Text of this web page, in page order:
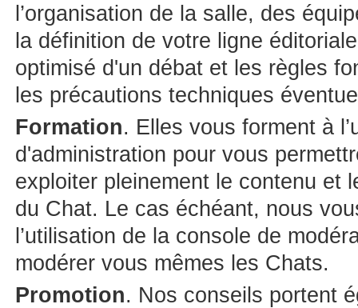
l’organisation de la salle, des
la définition de votre ligne
optimisé d'un débat et les règles
les précautions techniques
Formation. Elles vous forment à
d'administration pour vous
exploiter pleinement le contenu et
du Chat. Le cas échéant, nous
l’utilisation de la console de
modérer vous mêmes les Chats.
Promotion. Nos conseils portent